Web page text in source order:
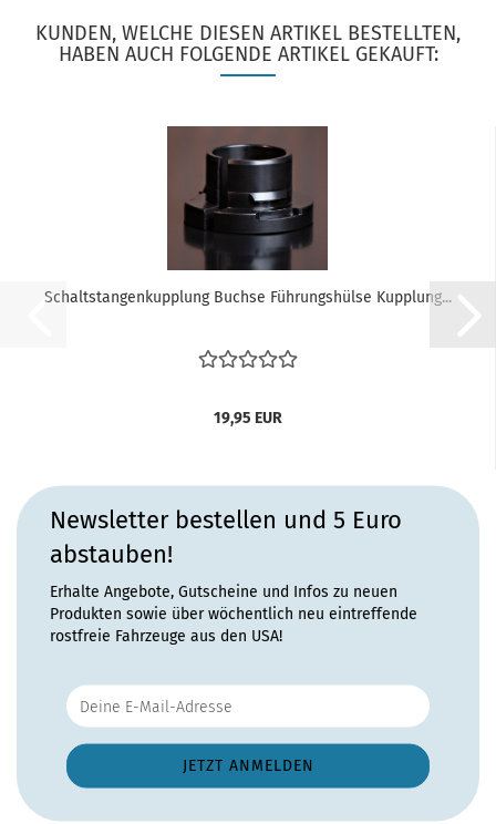
KUNDEN, WELCHE DIESEN ARTIKEL BESTELLTEN,
HABEN AUCH FOLGENDE ARTIKEL GEKAUFT:
Schaltstangenkupplung Buchse Führungshülse Kupplung...
19,95 EUR
Newsletter bestellen und 5 Euro
abstauben!
Erhalte Angebote, Gutscheine und Infos zu neuen
Produkten sowie über wöchentlich neu eintreffende
rostfreie Fahrzeuge aus den USA!